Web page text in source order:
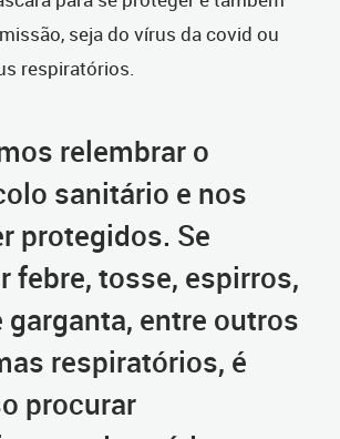
seja do vírus da covid ou
respiratórios.
relembrar o
sanitário e nos
protegidos. Se
febre, tosse, espirros,
garganta, entre outros
respiratórios, é
procurar